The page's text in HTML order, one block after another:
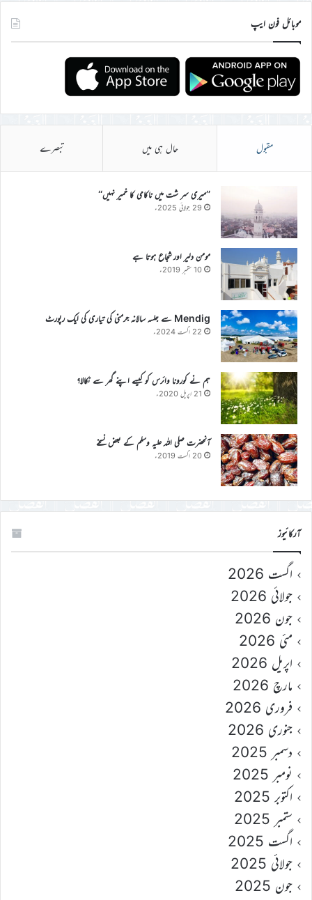
موبائل فون ایپ
مقبول حال ہی میں تبصرے
’’میری سر شت میں ناکامی کا خمیر نہیں‘‘
29 جولائی 2025ء
مومن دلیر اور شجاع ہوتا ہے
10 ستمبر 2019ء
Mendig سے جلسہ سالانہ جرمنی کی تیاری کی ایک رپورٹ
22 اگست 2024ء
ہم نے کورونا وائرس کو کیسے اپنے گھر سے نکالا؟
21 اپریل 2020ء
آنحضرت صلی اللہ علیہ وسلم کے بعض نسخے
20 اگست 2019ء
آرکائیوز
اگست 2026
جولائی 2026
جون 2026
مئی 2026
اپریل 2026
مارچ 2026
فروری 2026
جنوری 2026
دسمبر 2025
نومبر 2025
اکتوبر 2025
ستمبر 2025
اگست 2025
جولائی 2025
جون 2025